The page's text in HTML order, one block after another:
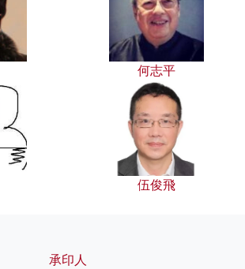
何志平
伍俊飛
承印人